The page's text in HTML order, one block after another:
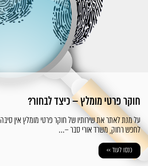
חוקר פרטי מומלץ – כיצד לבחור?
על מנת לאתר את שירותיו של חוקר פרטי מומלץ אין סיבה
לחפש רחוק, משרד אורי סבר –...
כנסו לעוד >>